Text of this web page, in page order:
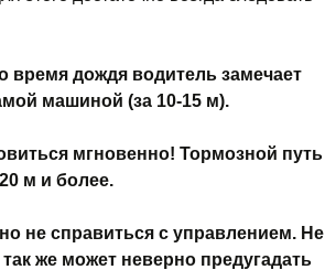
время дождя водитель замечает
машиной (за 10-15 м).
мгновенно! Тормозной путь
м и более.
не справиться с управлением. Не
же может неверно предугадать